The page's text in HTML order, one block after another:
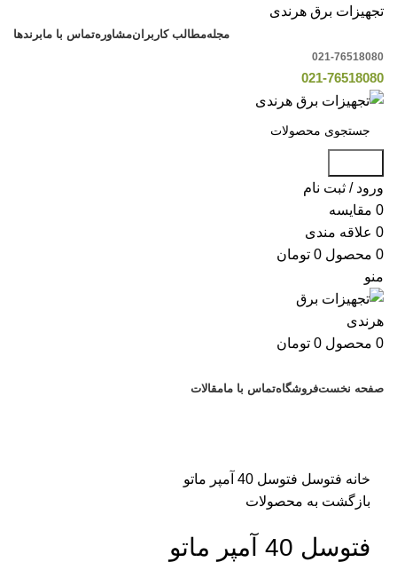
تجهیزات برق هرندی
مجلهمطالب کاربرانمشاورهتماس با مابرندها
021-76518080
021-76518080
ورود / ثبت نام
0 مقایسه
0 علاقه مندی
0 محصول 0 تومان
منو
0 محصول 0 تومان
صفحه نخستفروشگاهتماس با مامقالات
خانه فتوسل فتوسل 40 آمپر ماتو
بازگشت به محصولات
فتوسل 40 آمپر ماتو